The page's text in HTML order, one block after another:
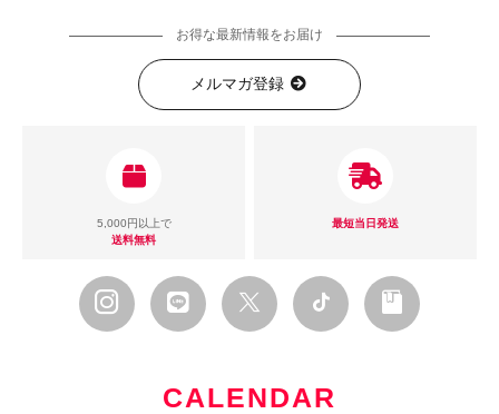
お得な最新情報をお届け
メルマガ登録
5,000円以上で
送料無料
最短当日発送
CALENDAR